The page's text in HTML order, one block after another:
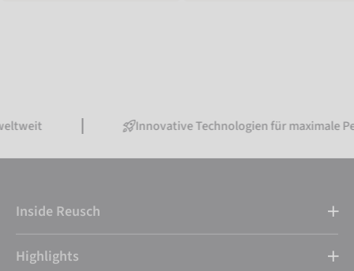
Innovative Technologien für maximale
Inside Reusch
Highlights